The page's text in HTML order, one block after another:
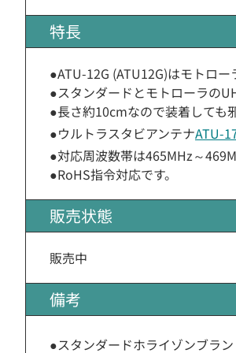
特長
●ATU-12G (ATU12G)はモトロー
●スタンダードとモトローラの
●長さ約10cmなので装着しても
●ウルトラスタビアンテナATU-
●対応周波数帯は465MHz～
●RoHS指令対応です。
販売状態
販売中
備考
●スタンダードホライゾンブラ